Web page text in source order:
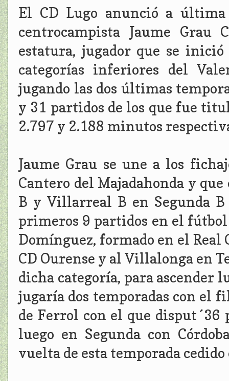
El CD Lugo anunció a
centrocampista Jaume Grau
estatura, jugador que se
categorías inferiores del
jugando las dos últimas
y 31 partidos de los que fue
2.797 y 2.188 minutos
Jaume Grau se une a los
Cantero del Majadahonda y
B y Villarreal B en Segunda B
primeros 9 partidos en el
Domínguez, formado en el Real
CD Ourense y al Villalonga en
dicha categoría, para ascender
jugaría dos temporadas con el
de Ferrol con el que disput´36
luego en Segunda con
vuelta de esta temporada